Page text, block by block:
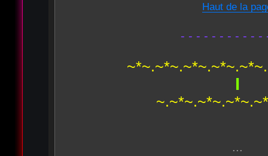
Haut de la
- - - - - - - - - - -
I
...